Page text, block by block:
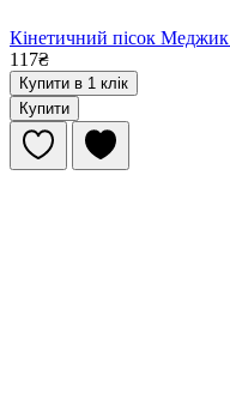
Кінетичний пісок Меджик
117₴
Купити в 1 клік
Купити